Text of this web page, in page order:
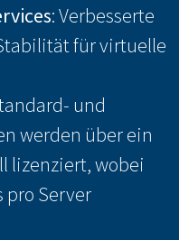
: Verbesserte
für virtuelle
und
werden über ein
lizenziert, wobei
pro Server